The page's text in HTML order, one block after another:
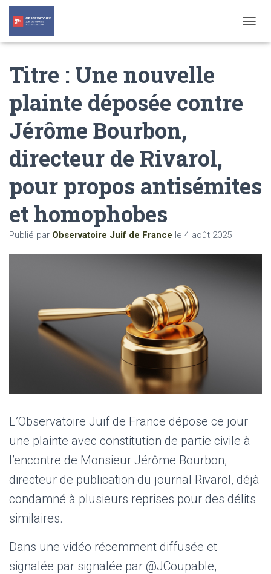
O
O
Titre : Une nouvelle
plainte déposée contre
Jérôme Bourbon,
directeur de Rivarol,
pour propos antisémites
et homophobes
Publié par Observatoire Juif de France le 4 août 2025
L’Observatoire Juif de France dépose ce jour
une plainte avec constitution de partie civile à
l’encontre de Monsieur Jérôme Bourbon,
directeur de publication du journal Rivarol, déjà
condamné à plusieurs reprises pour des délits
similaires.
Dans une vidéo récemment diffusée et
signalée par signalée par @JCoupable,